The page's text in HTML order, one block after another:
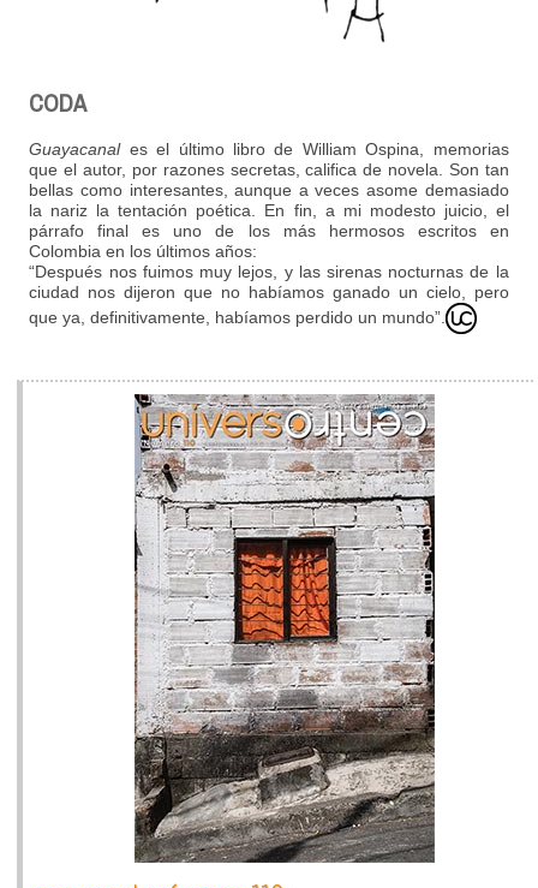
CODA
Guayacanales el último libro de William Ospina, memorias
que el autor, por razones secretas, califica de novela. Son tan
bellas como interesantes, aunque a veces asome demasiado
la nariz la tentación poética. En fin, a mi modesto juicio, el
párrafo final es uno de los más hermosos escritos en
Colombia en los últimos años:
“Después nos fuimos muy lejos, y las sirenas nocturnas de la
ciudad nos dijeron que no habíamos ganado un cielo, pero
que ya, definitivamente, habíamos perdido un mundo”.